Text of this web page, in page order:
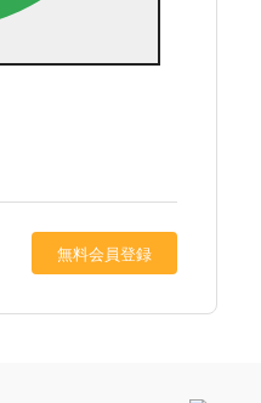
無料会員登録